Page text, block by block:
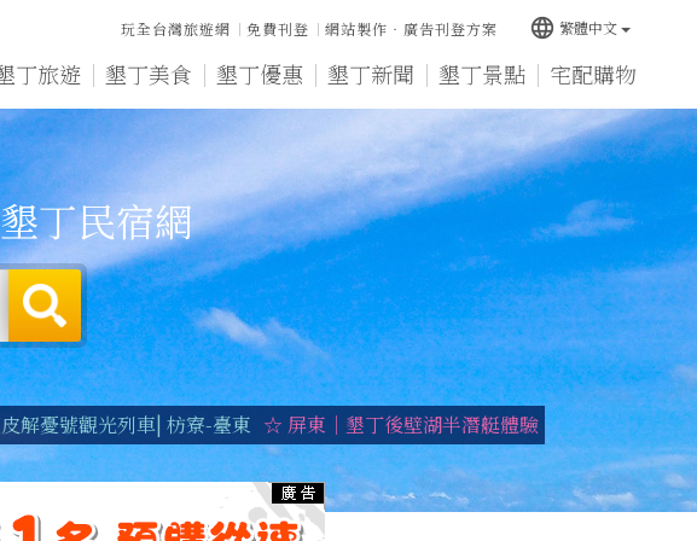
丁旅遊 墾丁美食 墾丁優惠 墾丁新聞 墾丁景點 宅配購物
玩全台灣旅遊網 免費刊登 網站製作‧廣告刊登方案 language 繁體中文
丁民宿網
解憂號觀光列車| 枋寮-臺東 ☆ 屏東｜墾丁後壁湖半潛艇體驗